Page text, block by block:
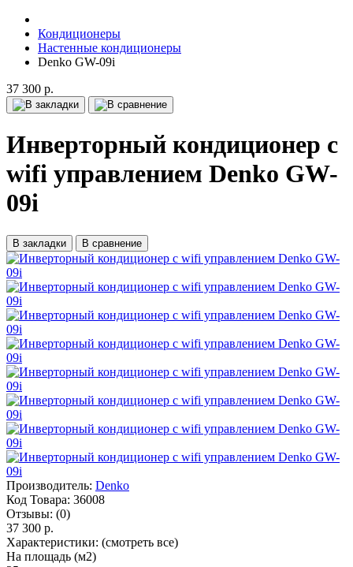
Кондиционеры
Настенные кондиционеры
Denko GW-09i
37 300 р.
Инверторный кондиционер с
wifi управлением Denko GW-
09i
В закладки В сравнение
Производитель: Denko
Код Товара: 36008
Отзывы: (0)
37 300 р.
Характеристики: (смотреть все)
На площадь (м2)